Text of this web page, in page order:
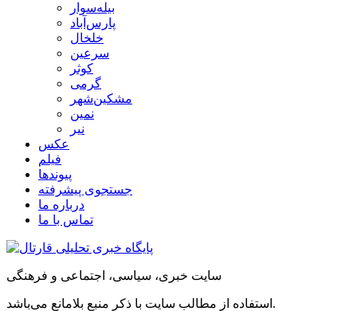
بیله‌سوار
پارس‌آباد
خلخال
سرعین
کوثر
گرمی
مشکین‌شهر
نمین
نیر
عکس
فیلم
پیوندها
جستجوی پیشرفته
درباره ما
تماس با ما
سایت خبری، سیاسی، اجتماعی و فرهنگی
استفاده از مطالب سایت با ذکر منبع بلامانع می‌باشد.